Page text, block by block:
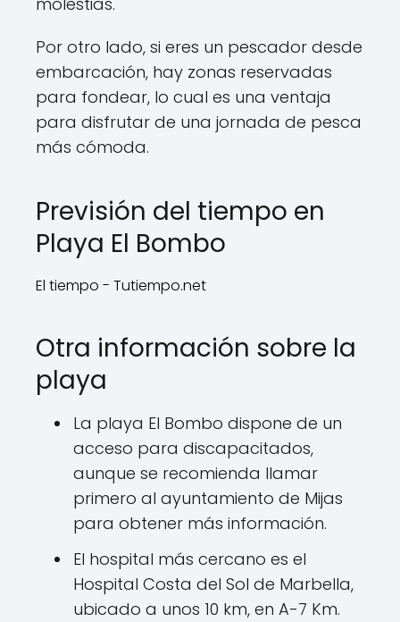
Por otro lado, si eres un pescador desde
embarcación, hay zonas reservadas
para fondear, lo cual es una ventaja
para disfrutar de una jornada de pesca
más cómoda.
Previsión del tiempo en
Playa El Bombo
El tiempo - Tutiempo.net
Otra información sobre la
playa
La playa El Bombo dispone de un
acceso para discapacitados,
aunque se recomienda llamar
primero al ayuntamiento de Mijas
para obtener más información.
El hospital más cercano es el
Hospital Costa del Sol de Marbella,
ubicado a unos 10 km, en A-7 Km.